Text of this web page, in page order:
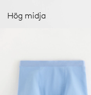
Hög midja